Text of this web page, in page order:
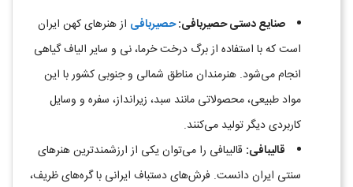
صنایع دستی حصیربافی:حصیربافی از هنرهای کهن ایران
است که با استفاده از برگ درخت خرما، نی و سایر الیاف گیاهی
انجام می‌شود. هنرمندان مناطق شمالی و جنوبی کشور با این
مواد طبیعی، محصولاتی مانند سبد، زیرانداز، سفره و وسایل
کاربردی دیگر تولید می‌کنند.
قالیبافی: قالیبافی را می‌توان یکی از ارزشمندترین هنرهای
سنتی ایران دانست. فرش‌های دستباف ایرانی با گره‌های ظریف،